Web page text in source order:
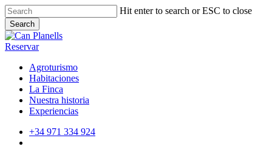
Skip
to
main
content
Hit enter to search or ESC to close
Search
Close
Search
Reservar
Agroturismo
Habitaciones
La Finca
Nuestra historia
Experiencias
+34 971 334 924